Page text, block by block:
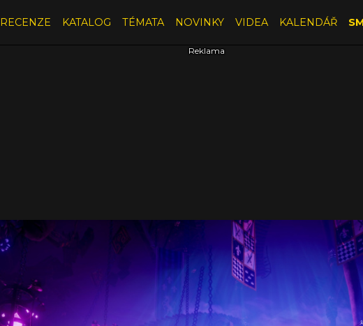
RECENZE KATALOG TÉMATA NOVINKY VIDEA KALENDÁŘ